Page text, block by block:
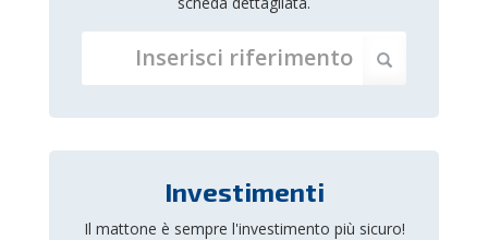
Investimenti
Il mattone è sempre l'investimento più sicuro!